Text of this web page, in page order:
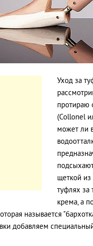
Уход за
протираю
(Collonel
может ли
щеткой
туфлях за
крема, а
называется
добавляем